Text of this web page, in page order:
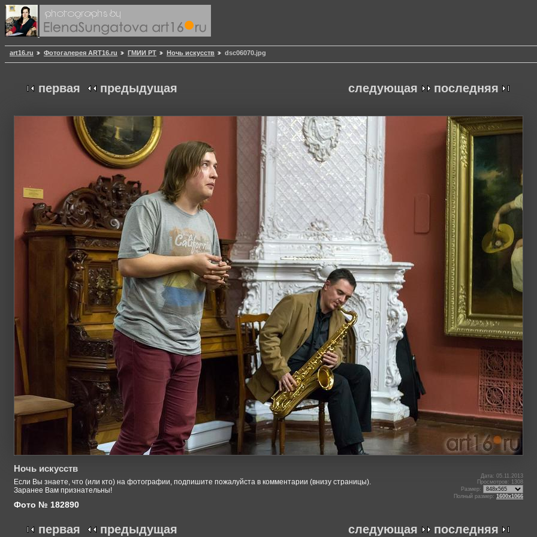
art16.ru Фотогалерея ART16.ru ГМИИ РТ Ночь искусств dsc06070.jpg
следующая последняя
первая предыдущая
Ночь искусств
Если Вы знаете, что (или кто) на фотографии, подпишите пожалуйста в комментарии (внизу страницы).
Заранее Вам признательны!
Фото № 182890
Дата: 05.11.2013
Просмотров: 1308
Размер:
Полный размер: 1600x1066
следующая последняя
первая предыдущая